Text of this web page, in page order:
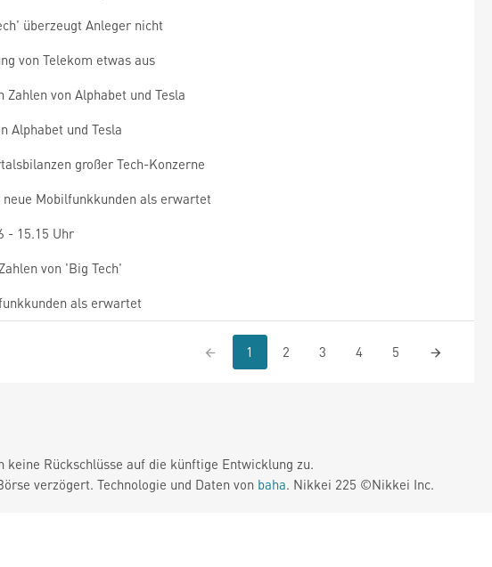
überzeugt Anleger nicht
von Telekom etwas aus
Zahlen von Alphabet und Tesla
Alphabet und Tesla
großer Tech-Konzerne
neue Mobilfunkkunden als erwartet
- 15.15 Uhr
von 'Big Tech'
als erwartet
1 2 3 4 5
keine Rückschlüsse auf die künftige Entwicklung zu.
verzögert. Technologie und Daten von baha. Nikkei 225 ©Nikkei Inc.